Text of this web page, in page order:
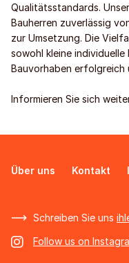
Qualitätsstandards.
Bauherren zuverlässig
zur Umsetzung. Die
sowohl kleine
Bauvorhaben erfolgreich
Informieren Sie sich
Über uns Kontakt
Schreiben Sie uns
Follow us on